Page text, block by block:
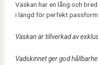
Väskan har en lång och
i längd för perfekt passform.
Väskan är tillverkad av
Vadskinnet ger god